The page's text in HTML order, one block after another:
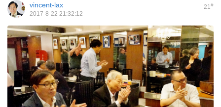
21 #
vincent-lax
2017-8-22 21:32:12